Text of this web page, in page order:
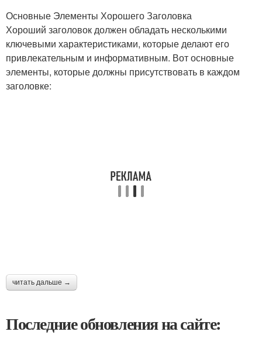
Основные Элементы Хорошего Заголовка
Хороший заголовок должен обладать несколькими
ключевыми характеристиками, которые делают его
привлекательным и информативным. Вот основные
элементы, которые должны присутствовать в каждом
заголовке:
читать дальше →
Последние обновления на сайте: